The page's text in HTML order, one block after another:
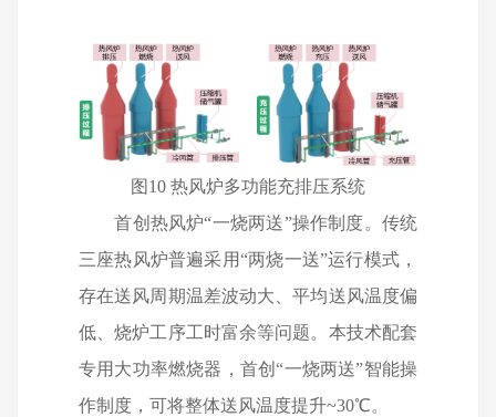
图10 热风炉多功能充排压系统
首创热风炉“一烧两送”操作制度。传统
三座热风炉普遍采用“两烧一送”运行模式，
存在送风周期温差波动大、平均送风温度偏
低、烧炉工序工时富余等问题。本技术配套
专用大功率燃烧器，首创“一烧两送”智能操
作制度，可将整体送风温度提升~30℃。